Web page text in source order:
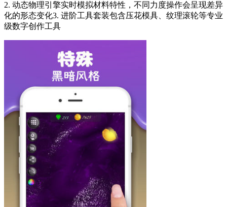
2. 动态物理引擎实时模拟材料特性，不同力度操作会呈现差异
化的形态变化3. 进阶工具套装包含压花模具、纹理滚轮等专业
级数字创作工具